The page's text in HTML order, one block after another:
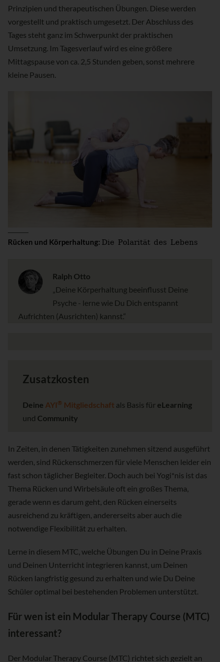
Prinzipien und therapeutischen Übungen. Diese werden
vorgestellt und praktisch umgesetzt. Der Abschluss des
Tages steht ganz im Schwerpunkt der praktischen
Umsetzung. Im Tagesverlauf wird es eine größere
Mittagspause von ca. 2,5 Stunden geben, sonst mehrere
kleine Pausen.
Rücken und Körperhaltung: Die Polarität des Lebens
Ralph Otto
„Deine Körperhaltung beeinflusst Deine
Psyche - lerne wie Du Dich entspannt
Aufrichten (Ausrichten) kannst.“
Zusatzkosten
Deine AYI ® Mitgliedschaft als Basis für eLearning
und Community
In Zeiten, in denen Tätigkeiten zunehmen sitzend ausgeführt
werden, sind Rückenschmerzen für viele Menschen leider ein
fast schon täglicher Begleiter. Doch auch bei Yogi*nis ist das
Thema Rücken und Wirbelsäule oft ein großes Thema,
gerade wenn es darum geht, den Rücken einerseits
ausreichend zu kräftigen, andererseits aber auch die
notwendige Flexibilität zu erhalten.
Lerne in diesem MTC, welche Übungen Du in Deine Praxis
und Deinen Unterricht integrieren kannst, um Deinen
Rücken langfristig gesund zu erhalten und wie Du Deine
Schüler optimal bei bestehenden Problemen unterstützt.
Für wen ist ein Modular Therapy Course (MTC)
interessant?
Der Modular Therapy Course (MTC) richtet sich gezielt an